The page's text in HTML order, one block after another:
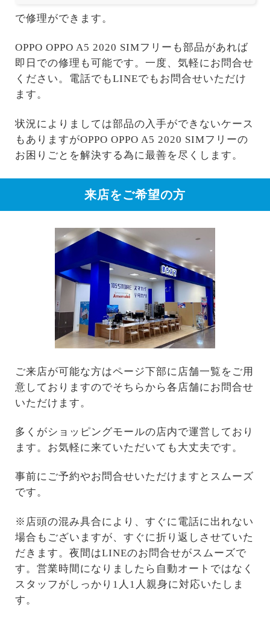
で修理ができます。
OPPO OPPO A5 2020 SIMフリーも部品があれば
即日での修理も可能です。一度、気軽にお問合せ
ください。電話でもLINEでもお問合せいただけ
ます。
状況によりましては部品の入手ができないケース
もありますがOPPO OPPO A5 2020 SIMフリーの
お困りごとを解決する為に最善を尽くします。
来店をご希望の方
ご来店が可能な方はページ下部に店舗一覧をご用
意しておりますのでそちらから各店舗にお問合せ
いただけます。
多くがショッピングモールの店内で運営しており
ます。お気軽に来ていただいても大丈夫です。
事前にご予約やお問合せいただけますとスムーズ
です。
※店頭の混み具合により、すぐに電話に出れない
場合もございますが、すぐに折り返しさせていた
だきます。夜間はLINEのお問合せがスムーズで
す。営業時間になりましたら自動オートではなく
スタッフがしっかり1人1人親身に対応いたしま
す。